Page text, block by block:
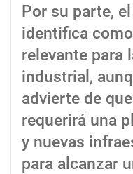
Por su parte,
identifica
relevante para
industrial,
advierte de
requerirá una
y nuevas
para alcanzar